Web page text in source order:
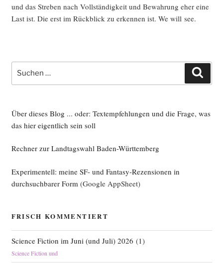
und das Stre­ben nach Voll­stän­dig­keit und Bewah­rung eher eine
Last ist. Die erst im Rück­blick zu erken­nen ist. We will see.
Suche
nach:
Über dieses Blog ... oder: Textempfehlungen und die Frage, was
das hier eigentlich sein soll
Rechner zur Landtagswahl Baden-Württemberg
Experimentell: meine SF- und Fantasy-Rezensionen in
durchsuchbarer Form (Google AppSheet)
FRISCH KOMMENTIERT
Science Fiction im Juni (und Juli) 2026 (1)
Science Fiction und